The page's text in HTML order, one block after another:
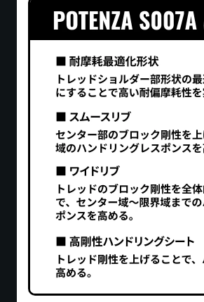
ります。サーキット走行をご希望の場合は
ーキットレンタル」をご利用ください。
燃料の種類は何ですか？満タン
る必要がありますか？
燃料はハイオクガソリンです。貸出時に満
でご用意しますので、ご返却時にお近くの
タンドで満タンにしてからご返却くださ
事故や故障が発生した場合はどう
よいですか？
万一の事故や故障の際は、安全を確保し
かに貸渡時にお渡しする書類に記載の緊急
をお願いいたします。
貸出場所はどこですか？乗り捨て
ますか？
貸出・返却場所は、お台場の「TOM'S